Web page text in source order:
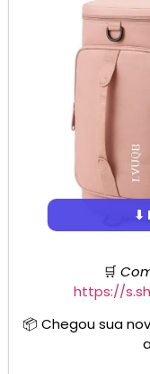
⬇
🛒
https://
📦 Chegou sua